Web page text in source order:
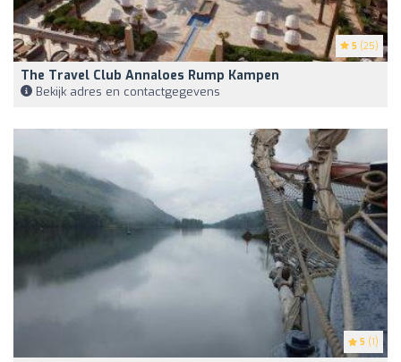
5 (25)
The Travel Club Annaloes Rump Kampen
Bekijk adres en contactgegevens
5 (1)